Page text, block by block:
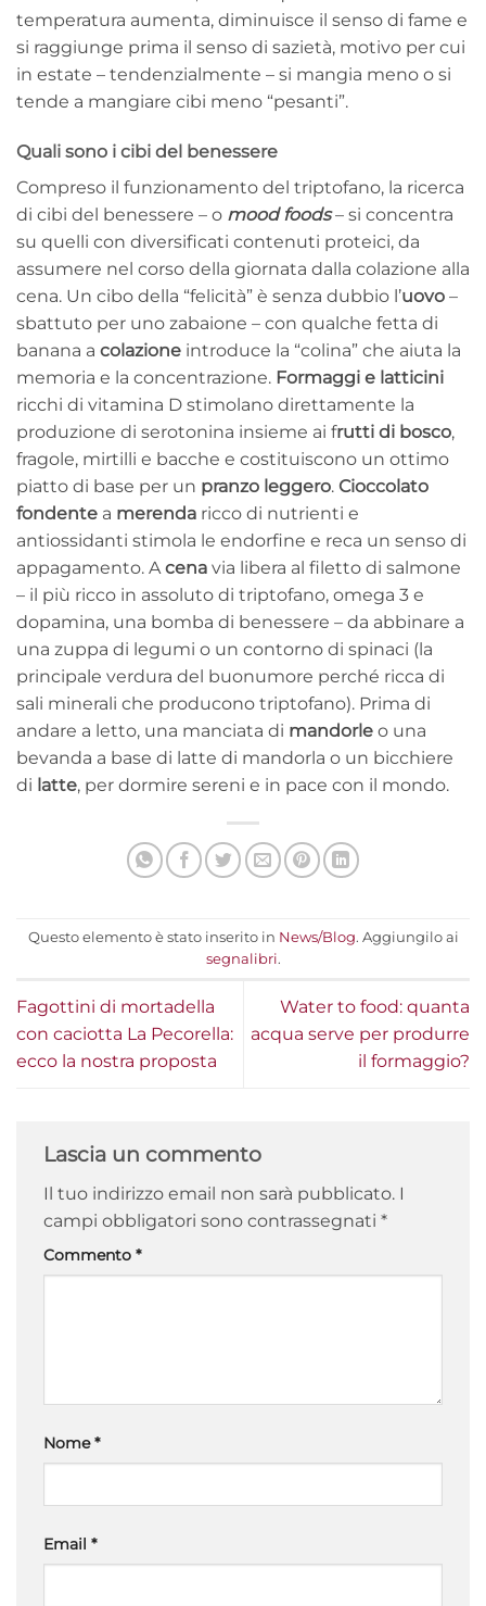
temperatura aumenta, diminuisce il senso di fame e
si raggiunge prima il senso di sazietà, motivo per cui
in estate – tendenzialmente – si mangia meno o si
tende a mangiare cibi meno “pesanti”.
Quali sono i cibi del benessere
Compreso il funzionamento del triptofano, la ricerca
di cibi del benessere – o mood foods– si concentra
su quelli con diversificati contenuti proteici, da
assumere nel corso della giornata dalla colazione alla
cena. Un cibo della “felicità” è senza dubbio l’uovo –
sbattuto per uno zabaione – con qualche fetta di
banana a colazione introduce la “colina” che aiuta la
memoria e la concentrazione. Formaggi e latticini
ricchi di vitamina D stimolano direttamente la
produzione di serotonina insieme ai frutti di bosco,
fragole, mirtilli e bacche e costituiscono un ottimo
piatto di base per un pranzo leggero. Cioccolato
fondente a merenda ricco di nutrienti e
antiossidanti stimola le endorfine e reca un senso di
appagamento. Acena via libera al filetto di salmone
– il più ricco in assoluto di triptofano, omega 3 e
dopamina, una bomba di benessere – da abbinare a
una zuppa di legumi o un contorno di spinaci (la
principale verdura del buonumore perché ricca di
sali minerali che producono triptofano). Prima di
andare a letto, una manciata di mandorle o una
bevanda a base di latte di mandorla o un bicchiere
di latte, per dormire sereni e in pace con il mondo.
Questo elemento è stato inserito in News/Blog. Aggiungilo ai
segnalibri.
Fagottini di mortadella
con caciotta La Pecorella:
ecco la nostra proposta
Water to food: quanta
acqua serve per produrre
il formaggio?
Lascia un commento
Il tuo indirizzo email non sarà pubblicato. I
campi obbligatori sono contrassegnati *
Commento *
Nome*
Email *